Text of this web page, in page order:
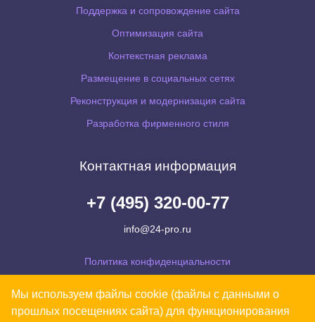
Поддержка и сопровождение сайта
Оптимизация сайта
Контекстная реклама
Размещение в социальных сетях
Реконструкция и модернизация сайта
Разработка фирменного стиля
Контактная информация
+7 (495) 320-00-77
info@24-pro.ru
Политика конфиденциальности
Уведомляем Вас, что Ваши персональные данные обрабатываются на сайте в
целях его функционирования. В случае несогласия, просьба покинуть сайт.
Мы используем файлы cookie (файлы с данными о
прошлых посещениях сайта) для функционирования